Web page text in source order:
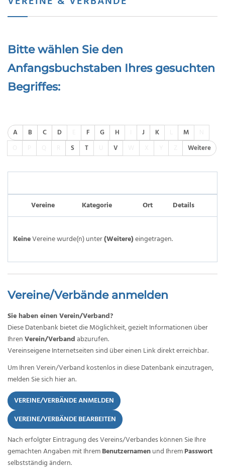
Bitte wählen Sie den
Anfangsbuchstaben Ihres gesuchten
Begriffes:
A B C D F G H J K M
S T V Weitere
Vereine Kategorie Ort Details
KeineVereine wurde(n) unter(Weitere)eingetragen.
Vereine/Verbände anmelden
Sie haben einen Verein/Verband?
Diese Datenbank bietet die Möglichkeit, gezielt Informationen über
IhrenVerein/Verbandabzurufen.
Vereinseigene Internetseiten sind über einen Link direkt erreichbar.
Um Ihren Verein/Verband kostenlos in diese Datenbank einzutragen,
melden Sie sich hier an.
VEREINE/VERBÄNDE ANMELDEN
VEREINE/VERBÄNDE BEARBEITEN
Nach erfolgter Eintragung des Vereins/Verbandes können Sie Ihre
gemachten Angaben mit IhremBenutzernamenund IhremPasswort
selbstständig ändern.